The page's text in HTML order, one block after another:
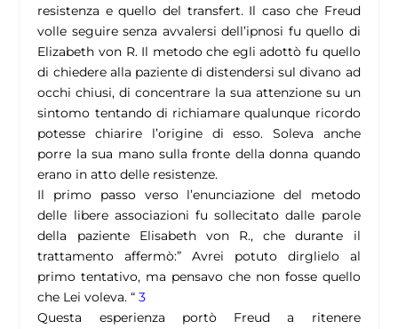
resistenza e quello del transfert. Il caso che Freud
volle seguire senza avvalersi dell’ipnosi fu quello di
Elizabeth von R. Il metodo che egli adottò fu quello
di chiedere alla paziente di distendersi sul divano ad
occhi chiusi, di concentrare la sua attenzione su un
sintomo tentando di richiamare qualunque ricordo
potesse chiarire l’origine di esso. Soleva anche
porre la sua mano sulla fronte della donna quando
erano in atto delle resistenze.
Il primo passo verso l’enunciazione del metodo
delle libere associazioni fu sollecitato dalle parole
della paziente Elisabeth von R., che durante il
trattamento affermò:” Avrei potuto dirglielo al
primo tentativo, ma pensavo che non fosse quello
che Lei voleva. “ 3
Questa esperienza portò Freud a ritenere